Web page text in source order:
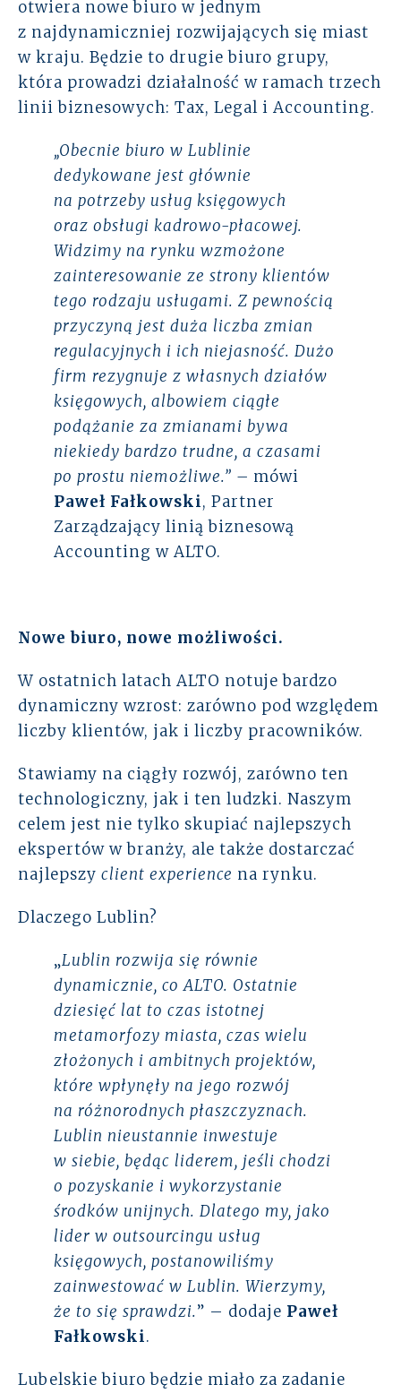
Rozwiązania
Zespół
Dlaczego ALTO
Case studies
Baza wiedzy
ALTOstratus
Kontakt
otwiera nowe biuro w jednym
z najdynamiczniej rozwijających się miast
w kraju. Będzie to drugie biuro grupy,
która prowadzi działalność w ramach trzech
linii biznesowych: Tax, Legal i Accounting.
„Obecnie biuro w Lublinie
dedykowane jest głównie
na potrzeby usług księgowych
oraz obsługi kadrowo-płacowej.
Widzimy na rynku wzmożone
zainteresowanie ze strony klientów
tego rodzaju usługami. Z pewnością
przyczyną jest duża liczba zmian
regulacyjnych i ich niejasność. Dużo
firm rezygnuje z własnych działów
księgowych, albowiem ciągłe
podążanie za zmianami bywa
niekiedy bardzo trudne, a czasami
po prostu niemożliwe.” – mówi
Paweł Fałkowski, Partner
Zarządzający linią biznesową
Accounting w ALTO.
Nowe biuro, nowe możliwości.
W ostatnich latach ALTO notuje bardzo
dynamiczny wzrost: zarówno pod względem
liczby klientów, jak i liczby pracowników.
Stawiamy na ciągły rozwój, zarówno ten
technologiczny, jak i ten ludzki. Naszym
celem jest nie tylko skupiać najlepszych
ekspertów w branży, ale także dostarczać
najlepszy client experience na rynku.
Dlaczego Lublin?
„Lublin rozwija się równie
dynamicznie, co ALTO. Ostatnie
dziesięć lat to czas istotnej
metamorfozy miasta, czas wielu
złożonych i ambitnych projektów,
które wpłynęły na jego rozwój
na różnorodnych płaszczyznach.
Lublin nieustannie inwestuje
w siebie, będąc liderem, jeśli chodzi
o pozyskanie i wykorzystanie
środków unijnych. Dlatego my, jako
lider w outsourcingu usług
księgowych, postanowiliśmy
zainwestować w Lublin. Wierzymy,
że to się sprawdzi.” – dodaje Paweł
Fałkowski.
Lubelskie biuro będzie miało za zadanie